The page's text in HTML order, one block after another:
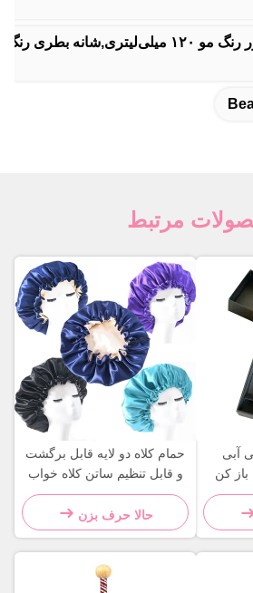
برس اپلیکاتور رنگ مو صورتی
مرتبط
آبی
کن
حمام کلاه دو لایه قابل برگشت
و قابل تنظیم ساتن کلاه خواب
مو
حالا حرف بزن